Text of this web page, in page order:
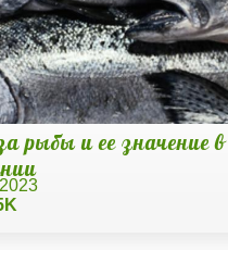
рыбы и ее значение в